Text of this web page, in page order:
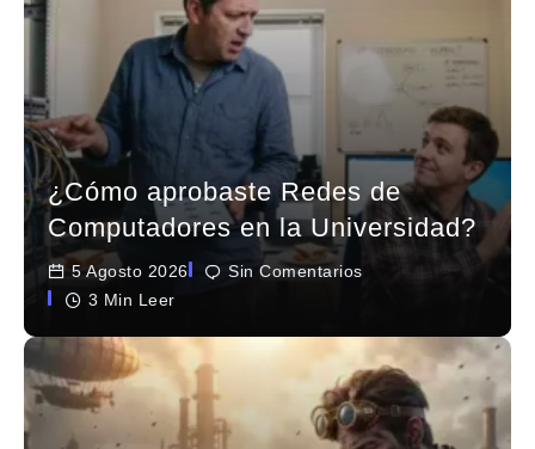
¿Cómo aprobaste Redes de
Computadores en la Universidad?
5 Agosto 2026
Sin Comentarios
3 Min Leer